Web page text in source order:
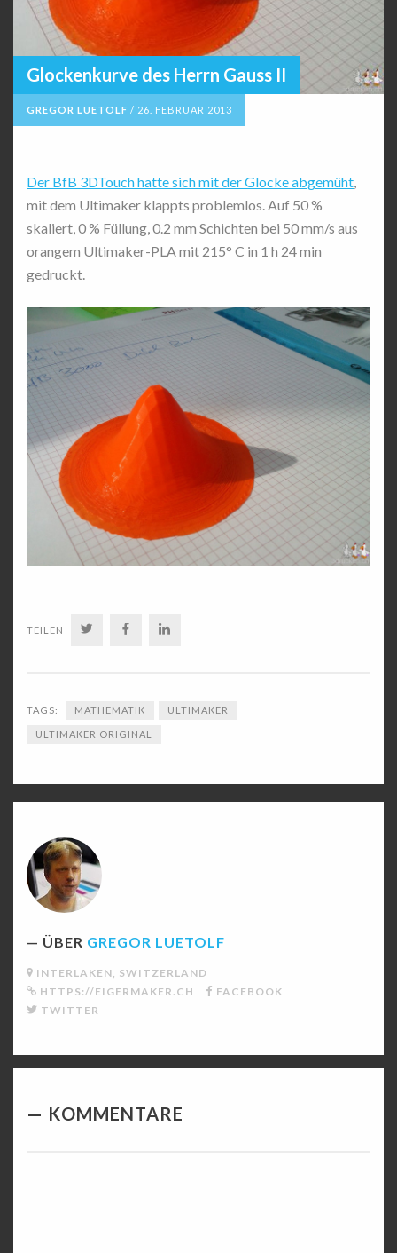
Glockenkurve des Herrn Gauss II
GREGOR LUETOLF / 26. FEBRUAR 2013
Der BfB 3DTouch hatte sich mit der Glocke abgemüht
mit dem Ultimaker klappts problemlos. Auf 50 %
skaliert, 0 % Füllung, 0.2 mm Schichten bei 50 mm/s aus
orangem Ultimaker-PLA mit 215° C in 1 h 24 min
gedruckt.
TEILEN TWITTERFACEBOOK
TAGS: MATHEMATIK ULTIMAKER
ULTIMAKER ORIGINAL
ÜBER GREGOR LUETOLF
INTERLAKEN, SWITZERLAND
HTTPS://EIGERMAKER.CH
FACEBOOK
TWITTER
KOMMENTARE